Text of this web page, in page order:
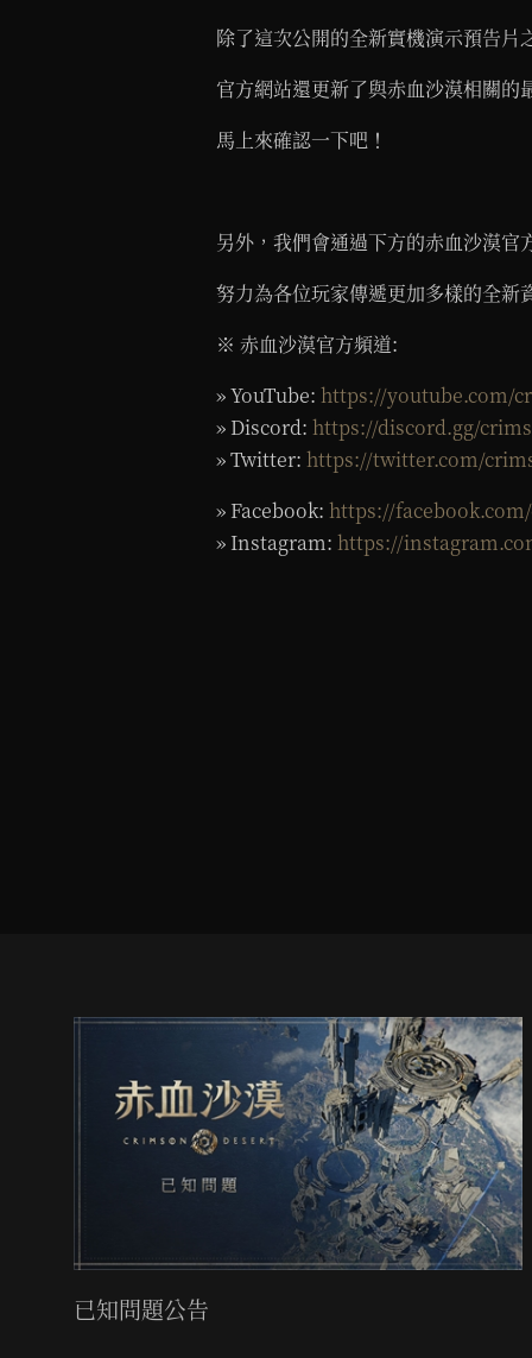
除了這次公開的全新實機演示預告片
官方網站還更新了與赤血沙漠相關
馬上來確認一下吧！
另外，我們會通過下方的赤血沙漠官
努力為各位玩家傳遞更加多樣的全新
※ 赤血沙漠官方頻道:
» YouTube: https://youtube.com/
» Discord: https://discord.gg/
» Twitter: https://twitter.com/
» Facebook: https://
» Instagram: https://
已知問題公告